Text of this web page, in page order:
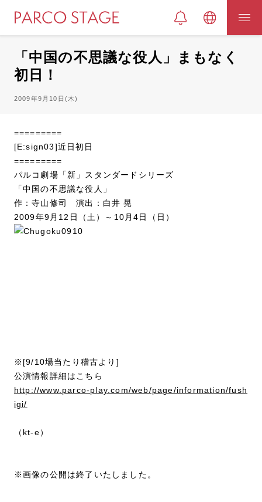
「中国の不思議な役人」まもなく
初日！
2009年9月10日(木)
=========
[E:sign03]近日初日
=========
パルコ劇場「新」スタンダードシリーズ
「中国の不思議な役人」
作：寺山修司 演出：白井 晃
2009年9月12日（土）～10月4日（日）
※[9/10場当たり稽古より]
公演情報詳細はこちら
http://www.parco-play.com/web/page/information/fush
igi/
（kt-e）
※画像の公開は終了いたしました。